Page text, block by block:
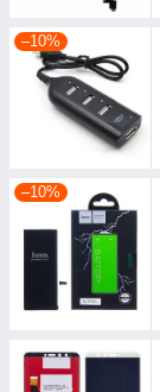
–10%
–10%